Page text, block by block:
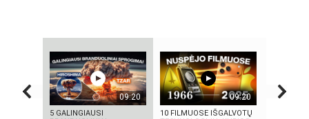
09:20
5 GALINGIAUSI
09:20
10 FILMUOSE IŠGALVOTŲ